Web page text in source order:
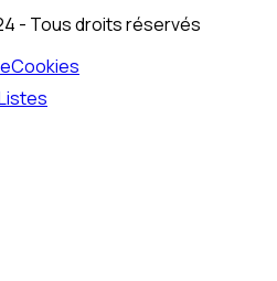
- Tous droits réservés
Cookies